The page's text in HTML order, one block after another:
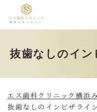
抜歯なしのイ
エス歯科クリニック横浜
抜歯なしのインビザライ